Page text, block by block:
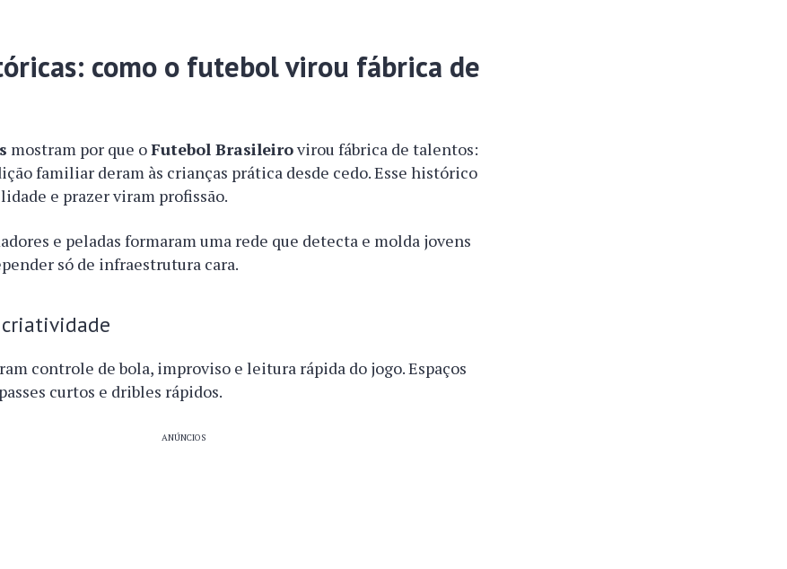
como o futebol virou fábrica de
mostram por que oFutebol Brasileirovirou fábrica de talentos:
familiar deram às crianças prática desde cedo. Esse histórico
e prazer viram profissão.
e peladas formaram uma rede que detecta e molda jovens
só de infraestrutura cara.
criatividade
controle de bola, improviso e leitura rápida do jogo. Espaços
curtos e dribles rápidos.
ANÚNCIOS